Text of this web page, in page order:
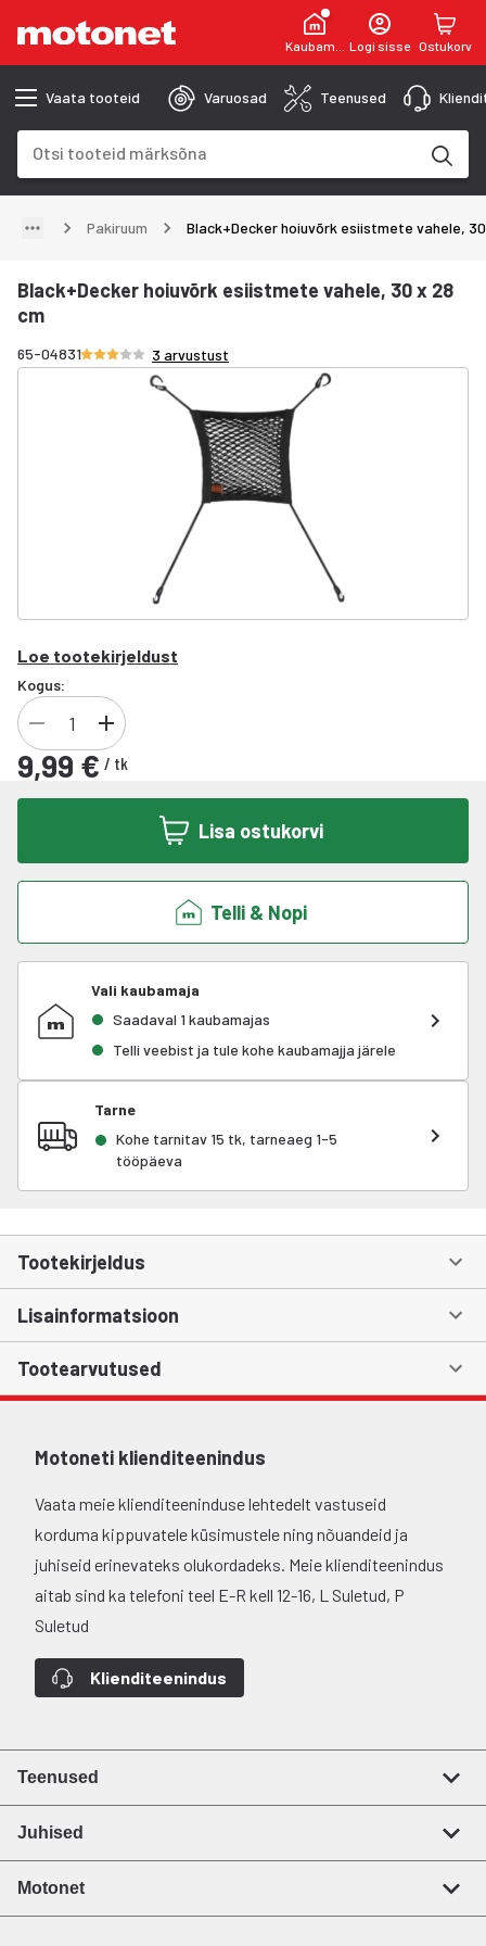
KaubamajaLogi sisse Ostukorv
Vaata tooteid Varuosad Teenused
Pakiruum Black+Decker hoiuvõrk esiistmete vahele,
Black+Decker hoiuvõrk esiistmete vahele, 30 x 28
cm
65-04831Hinnang 3/5 tähte
3 arvustust
Loe tootekirjeldust
Kogus:
9,99 € / tk
Lisa ostukorvi
Telli & Nopi
Vali kaubamaja
Saadaval 1 kaubamajas
Telli veebist ja tule kohe kaubamajja järele
Tarne
Kohe tarnitav 15 tk, tarneaeg 1-5
tööpäeva
Tootekirjeldus
Lisainformatsioon
Tootearvutused
Motoneti klienditeenindus
Vaata meie klienditeeninduse lehtedelt vastuseid
korduma kippuvatele küsimustele ning nõuandeid ja
juhiseid erinevateks olukordadeks. Meie klienditeenindus
aitab sind ka telefoni teel E-R kell 12-16, L Suletud, P
Suletud
Klienditeenindus
Teenused
Juhised
Motonet